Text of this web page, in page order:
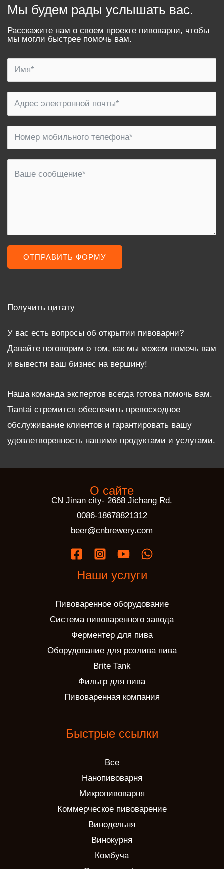
Мы будем рады услышать вас.
Расскажите нам о своем проекте пивоварни, чтобы
мы могли быстрее помочь вам.
ОТПРАВИТЬ ФОРМУ
Получить цитату
У вас есть вопросы об открытии пивоварни?
Давайте поговорим о том, как мы можем помочь вам
и вывести ваш бизнес на вершину!
Наша команда экспертов всегда готова помочь вам.
Tiantai стремится обеспечить превосходное
обслуживание клиентов и гарантировать вашу
удовлетворенность нашими продуктами и услугами.
О сайте
CN Jinan city- 2668 Jichang Rd.
0086-18678821312
beer@cnbrewery.com
Наши услуги
Пивоваренное оборудование
Система пивоваренного завода
Ферментер для пива
Оборудование для розлива пива
Brite Tank
Фильтр для пива
Пивоваренная компания
Быстрые ссылки
Все
Нанопивоварня
Микропивоварня
Коммерческое пивоварение
Винодельня
Винокурня
Комбуча